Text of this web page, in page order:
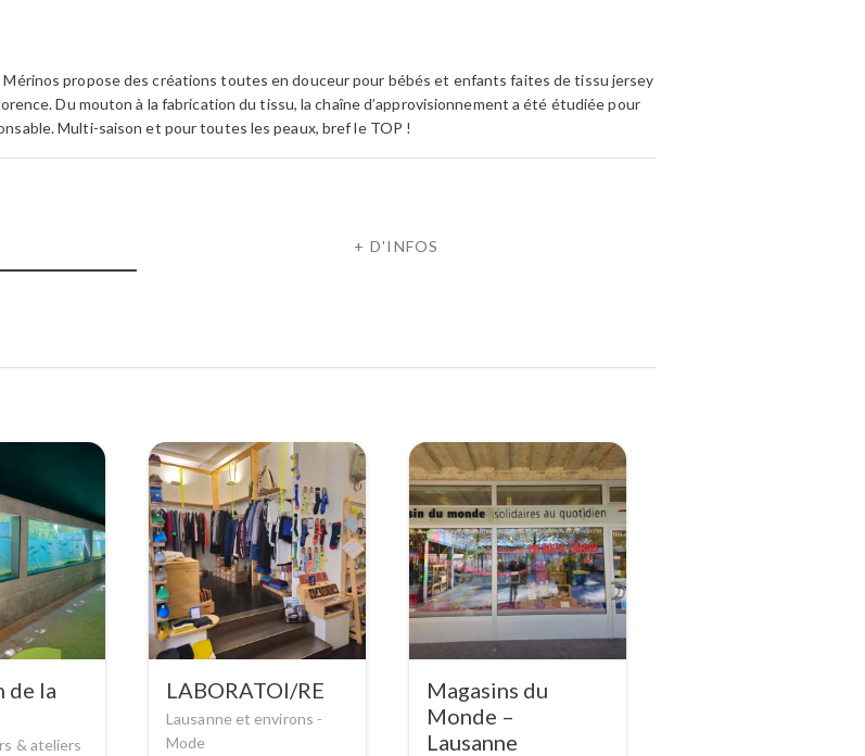
propose des créations toutes en douceur pour bébés et enfants faites de tissu jersey
Du mouton à la fabrication du tissu, la chaîne d’approvisionnement a été étudiée pour
Multi-saison et pour toutes les peaux, bref le TOP !
+ D'INFOS
de la
& ateliers
LABORATOI/RE
Lausanne et environs -
Mode
Magasins du
Monde –
Lausanne